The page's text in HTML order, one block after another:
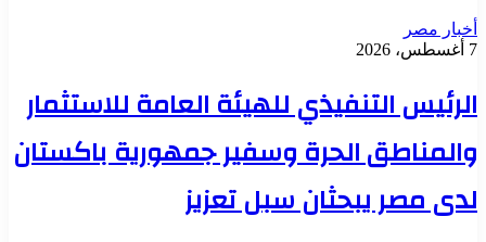
أخبار مصر
7 أغسطس، 2026
الرئيس التنفيذي للهيئة العامة للاستثمار
والمناطق الحرة وسفير جمهورية باكستان
لدى مصر يبحثان سبل تعزيز